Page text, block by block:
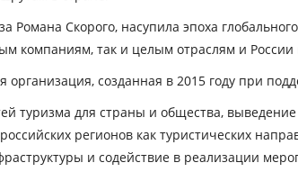
Романа Скорого, насупила эпоха
компаниям, так и целым отраслям и России
созданная в 2015 году при
туризма для страны и общества,
регионов как туристических
и содействие в реализации